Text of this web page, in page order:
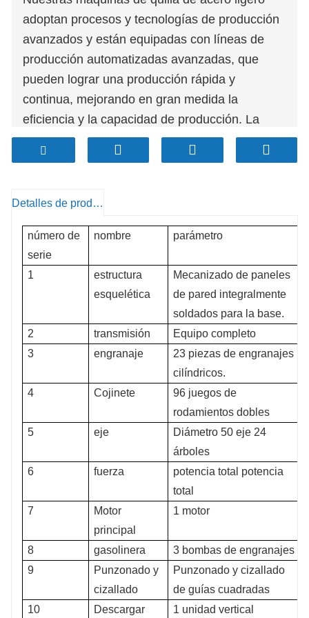
adoptan procesos y tecnologías de producción
avanzados y están equipadas con líneas de
producción automatizadas avanzadas, que
pueden lograr una producción rápida y
continua, mejorando en gran medida la
eficiencia y la capacidad de producción. La
tecnología de procesamiento de precisión y el
sistema de control de calidad garantizan que
tamaño preciso y una calidad estable.
Detalles de producto
número de
serie
nombre parámetro
1
estructura
esquelética
Mecanizado de paneles
de pared integralmente
soldados para la base.
2 transmisión Equipo completo
3
engranaje
23 piezas de engranajes
cilíndricos.
4 Cojinete
96 juegos de
rodamientos dobles
5 eje
Diámetro 50 eje 24
árboles
6 fuerza
potencia total potencia
total
7
Motor
principal
1 motor
8 gasolinera 3 bombas de engranajes
9
Punzonado y
cizallado
Punzonado y cizallado
de guías cuadradas
10
Descargar 1 unidad vertical